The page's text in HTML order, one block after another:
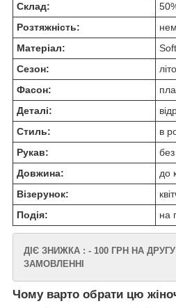
Склад:
Розтяжність:
Матеріал:
Soft
Сезон:
літо
Фасон:
Деталі:
Стиль:
в
Рукав:
Довжина:
до
Візерунок:
Подія:
на
ДІЄ ЗНИЖКА : - 100 ГРН НА
ЗАМОВЛЕННІ
Чому варто обрати цю